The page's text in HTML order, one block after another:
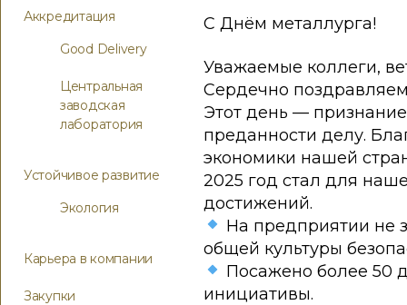
Аккредитация
Good Delivery
Центральная
заводская
лаборатория
Устойчивое развитие
Экология
Карьера в компании
Закупки
С Днём металлурга!
Уважаемые коллеги,
Сердечно
Этот день —
преданности делу.
экономики нашей
2025 год стал для
достижений.
На предприятии не
общей культуры
Посажено более 50
инициативы.